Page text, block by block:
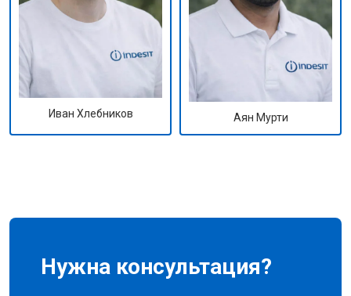
Иван Хлебников Аян Мурти
Нужна консультация?